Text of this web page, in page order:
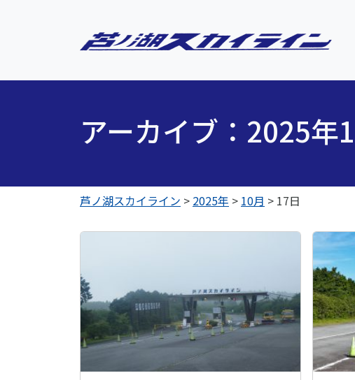
アーカイブ：2025年
芦ノ湖スカイライン > 2025年 > 10月 > 17日